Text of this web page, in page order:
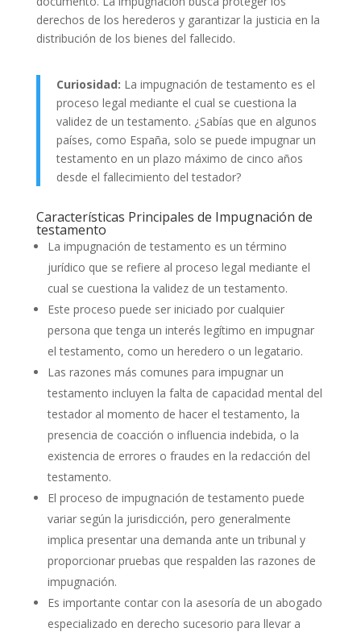
derechos de los herederos y garantizar la justicia en la
distribución de los bienes del fallecido.
Curiosidad: La impugnación de testamento es el
proceso legal mediante el cual se cuestiona la
validez de un testamento. ¿Sabías que en algunos
países, como España, solo se puede impugnar un
testamento en un plazo máximo de cinco años
desde el fallecimiento del testador?
Características Principales de Impugnación de
testamento
La impugnación de testamento es un término
jurídico que se refiere al proceso legal mediante el
cual se cuestiona la validez de un testamento.
Este proceso puede ser iniciado por cualquier
persona que tenga un interés legítimo en impugnar
el testamento, como un heredero o un legatario.
Las razones más comunes para impugnar un
testamento incluyen la falta de capacidad mental del
testador al momento de hacer el testamento, la
presencia de coacción o influencia indebida, o la
existencia de errores o fraudes en la redacción del
testamento.
El proceso de impugnación de testamento puede
variar según la jurisdicción, pero generalmente
implica presentar una demanda ante un tribunal y
proporcionar pruebas que respalden las razones de
impugnación.
Es importante contar con la asesoría de un abogado
especializado en derecho sucesorio para llevar a